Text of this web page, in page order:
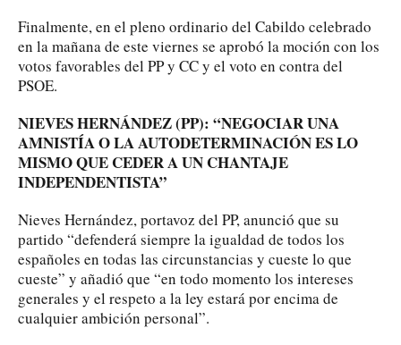
Finalmente, en el pleno ordinario del Cabildo celebrado
en la mañana de este viernes se aprobó la moción con los
votos favorables del PP y CC y el voto en contra del
PSOE.
NIEVES HERNÁNDEZ (PP): “NEGOCIAR UNA
AMNISTÍA O LA AUTODETERMINACIÓN ES LO
MISMO QUE CEDER A UN CHANTAJE
INDEPENDENTISTA”
Nieves Hernández, portavoz del PP, anunció que su
partido “defenderá siempre la igualdad de todos los
españoles en todas las circunstancias y cueste lo que
cueste” y añadió que “en todo momento los intereses
generales y el respeto a la ley estará por encima de
cualquier ambición personal”.